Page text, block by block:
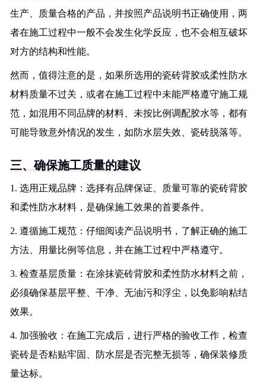
生产、质量合格的产品，并按照产品说明书正确使用，两
者在施工过程中一般不会发生化学反应，也不会相互破坏
对方的结构和性能。
然而，值得注意的是，如果所选用的瓷砖背胶或柔性防水
材料质量不过关，或者在施工过程中未能严格遵守施工规
范，如混用不同品牌的材料、未按比例调配胶水等，都有
可能导致意外情况的发生，如防水层失效、瓷砖脱落等。
三、确保施工质量的建议
1. 选用正规品牌：选择有品牌保证、质量可靠的瓷砖背胶
和柔性防水材料，是确保施工效果的首要条件。
2. 遵循施工规范：仔细阅读产品说明书，了解正确的施工
方法、用量比例等信息，并在施工过程中严格遵守。
3. 检查基层质量：在涂抹瓷砖背胶和柔性防水材料之前，
必须确保基层平整、干净、无油污和浮尘，以免影响粘结
效果。
4. 加强验收：在施工完成后，进行严格的验收工作，检查
瓷砖是否粘贴牢固、防水层是否完整无损等，确保装修质
量达标。